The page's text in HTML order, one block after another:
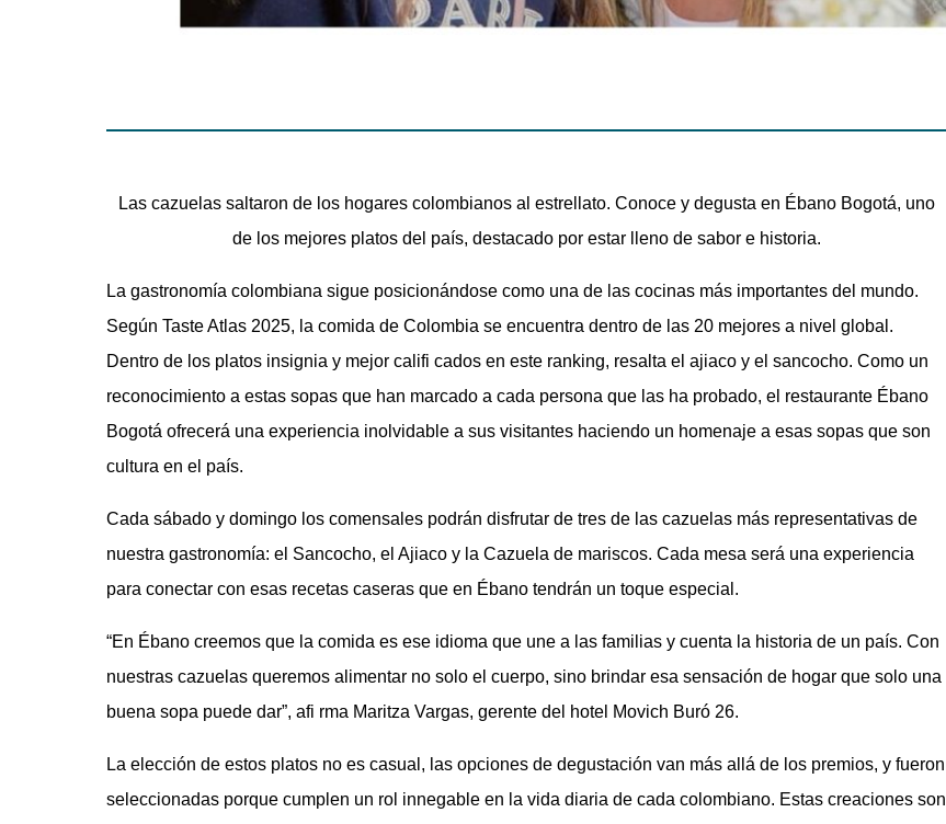
Las cazuelas saltaron de los hogares colombianos al estrellato. Conoce y degusta en Ébano Bogotá, uno
de los mejores platos del país, destacado por estar lleno de sabor e historia.
La gastronomía colombiana sigue posicionándose como una de las cocinas más importantes del mundo.
Según Taste Atlas 2025, la comida de Colombia se encuentra dentro de las 20 mejores a nivel global.
Dentro de los platos insignia y mejor califi cados en este ranking, resalta el ajiaco y el sancocho. Como un
reconocimiento a estas sopas que han marcado a cada persona que las ha probado, el restaurante Ébano
Bogotá ofrecerá una experiencia inolvidable a sus visitantes haciendo un homenaje a esas sopas que son
cultura en el país.
Cada sábado y domingo los comensales podrán disfrutar de tres de las cazuelas más representativas de
nuestra gastronomía: el Sancocho, el Ajiaco y la Cazuela de mariscos. Cada mesa será una experiencia
para conectar con esas recetas caseras que en Ébano tendrán un toque especial.
“En Ébano creemos que la comida es ese idioma que une a las familias y cuenta la historia de un país. Con
nuestras cazuelas queremos alimentar no solo el cuerpo, sino brindar esa sensación de hogar que solo una
buena sopa puede dar”, afi rma Maritza Vargas, gerente del hotel Movich Buró 26.
La elección de estos platos no es casual, las opciones de degustación van más allá de los premios, y fueron
seleccionadas porque cumplen un rol innegable en la vida diaria de cada colombiano. Estas creaciones son